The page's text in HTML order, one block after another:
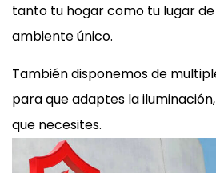
tanto tu hogar como tu lugar
ambiente único.
También disponemos de
para que adaptes la
que necesites.